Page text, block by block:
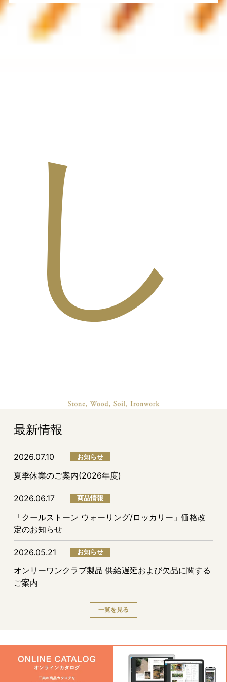
し
最新情報
2026.07.10 お知らせ
夏季休業のご案内(2026年度)
2026.06.17 商品情報
「クールストーン ウォーリング/ロッカリー」価格改
定のお知らせ
2026.05.21 お知らせ
オンリーワンクラブ製品 供給遅延および欠品に関する
ご案内
一覧を見る